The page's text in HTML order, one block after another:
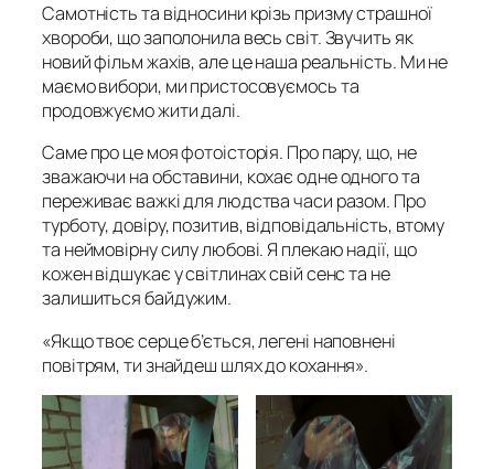
Самотність та відносини крізь призму страшної
хвороби, що заполонила весь світ. Звучить як
новий фільм жахів, але це наша реальність. Ми не
маємо вибори, ми пристосовуємось та
продовжуємо жити далі.
Саме про це моя фотоісторія. Про пару, що, не
зважаючи на обставини, кохає одне одного та
переживає важкі для людства часи разом. Про
турботу, довіру, позитив, відповідальність, втому
та неймовірну силу любові. Я плекаю надії, що
кожен відшукає у світлинах свій сенс та не
залишиться байдужим.
«Якщо твоє серце б’ється, легені наповнені
повітрям, ти знайдеш шлях до кохання».